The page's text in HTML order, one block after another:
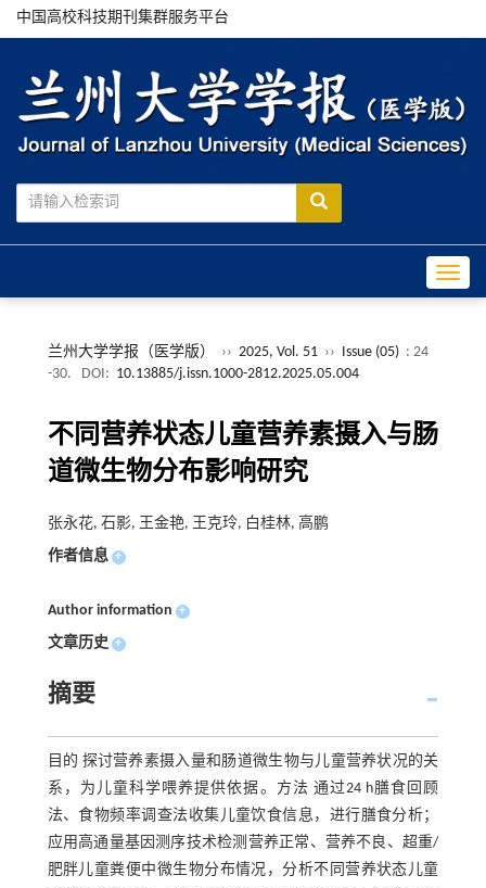
中国高校科技期刊集群服务平台
兰州大学学报（医学版） ›› 2025, Vol. 51 ›› Issue (05) : 24
-30.
DOI: 10.13885/j.issn.1000-2812.2025.05.004
不同营养状态儿童营养素摄入与肠
道微生物分布影响研究
张永花, 石影, 王金艳, 王克玲, 白桂林, 高鹏
作者信息 +
Author information +
文章历史 +
摘要
目的 探讨营养素摄入量和肠道微生物与儿童营养状况的关
系，为儿童科学喂养提供依据。方法 通过24 h膳食回顾
法、食物频率调查法收集儿童饮食信息，进行膳食分析；
应用高通量基因测序技术检测营养正常、营养不良、超重/
肥胖儿童粪便中微生物分布情况，分析不同营养状态儿童